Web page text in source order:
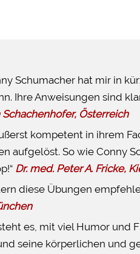
Schumacher hat mir in
Ihre Anweisungen sind
Schachenhofer, Österreich
kompetent in ihrem
aufgelöst. So wie Conny
Dr. med. Peter A. Fricke,
diese Übungen
es, mit viel Humor
seine körperlichen und